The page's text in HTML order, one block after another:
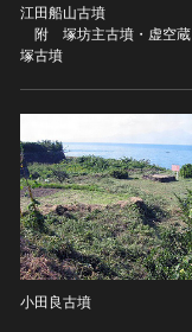
江田船山古墳
附 塚坊主古墳・虚空蔵
塚古墳
小田良古墳
文楽
歌舞伎
その他
工芸技術
金工
漆芸
染織
陶芸
その他